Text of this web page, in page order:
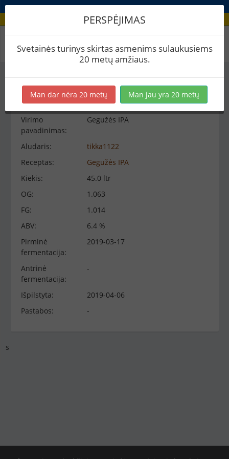
Virimo peržiūra
−
Virimo informacija
Virimo
pavadinimas:
Gegužės IPA
Aludaris:
tikka1122
Receptas:
Gegužės IPA
Kiekis:
45.0 ltr
OG:
1.063
FG:
1.014
ABV:
6.4 %
Pirminė
fermentacija:
2019-03-17
Antrinė
fermentacija:
-
Išpilstyta:
2019-04-06
Pastabos:
-
s
PERSPĖJIMAS
Svetainės turinys skirtas asmenims sulaukusiems
20 metų amžiaus.
Man dar nėra 20 metų Man jau yra 20 metų